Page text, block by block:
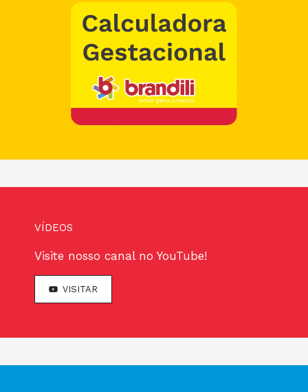
VÍDEOS
Visite nosso canal no YouTube!
VISITAR